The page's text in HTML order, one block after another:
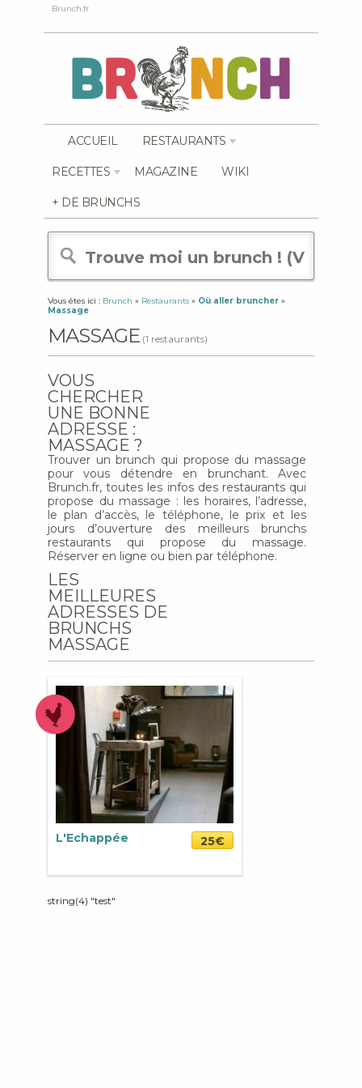
Brunch.fr
ACCUEIL RESTAURANTS
RECETTES MAGAZINE WIKI
+ DE BRUNCHS
Vous êtes ici : Brunch » Restaurants » Où aller bruncher »
Massage
MASSAGE (1 restaurants)
VOUS
CHERCHER
UNE BONNE
ADRESSE :
MASSAGE ?
Trouver un brunch qui propose du massage
pour vous détendre en brunchant. Avec
Brunch.fr, toutes les infos des restaurants qui
propose du massage : les horaires, l’adresse,
le plan d’accès, le téléphone, le prix et les
jours d’ouverture des meilleurs brunchs
restaurants qui propose du massage.
Réserver en ligne ou bien par téléphone.
LES
MEILLEURES
ADRESSES DE
BRUNCHS
MASSAGE
L'Echappée 25€
string(4) "test"